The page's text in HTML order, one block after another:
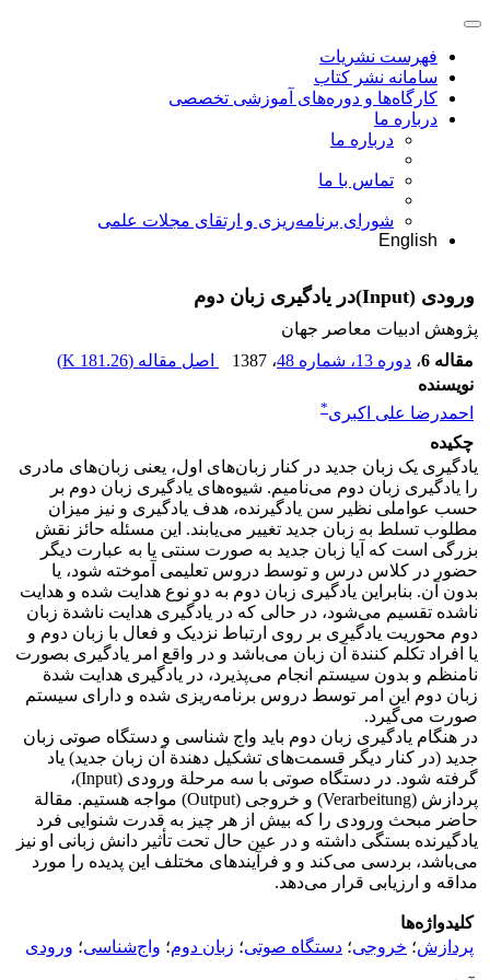
فهرست نشریات
سامانه نشر کتاب
کارگاه‌ها و دوره‌های آموزشی تخصصی
درباره ما
درباره ما
تماس با ما
شورای برنامه‌ریزی و ارتقای مجلات علمی
English
ورودی (Input)در یادگیری زبان دوم
پژوهش ادبیات معاصر جهان
مقاله 6
، دوره 13، شماره 48 ، 1387 اصل مقاله (181.26 K
)
نویسنده
احمدرضا علی اکبری*
چکیده
یادگیری یک زبان جدید در کنار زبان‌های اول، یعنی زبان‌های مادری
را یادگیری زبان دوم می‌نامیم. شیوه‌های یادگیری زبان دوم بر
حسب عواملی نظیر سن یادگیرنده، هدف یادگیری و نیز میزان
مطلوب تسلط به زبان جدید تغییر می‌یابند. این مسئله حائز نقش
بزرگی است که آیا زبان جدید به صورت سنتی یا به عبارت دیگر
حضور در کلاس درس و توسط دروس تعلیمی آموخته شود، یا
بدون آن. بنابراین یادگیری زبان دوم به دو نوع هدایت شده و هدایت
ناشده تقسیم می‌شود، در حالی که در یادگیری هدایت ناشدة زبان
دوم محوریت یادگیری بر روی ارتباط نزدیک و فعال با زبان دوم و
یا افراد تکلم کنندة آن زبان می‌باشد و در واقع امر یادگیری بصورت
نامنظم و بدون سیستم انجام می‌پذیرد، در یادگیری هدایت شدة
زبان دوم این امر توسط دروس برنامه‌ریزی شده و دارای سیستم
صورت می‌گیرد.
در هنگام یادگیری زبان دوم باید واج شناسی و دستگاه صوتی زبان
جدید (در کنار دیگر قسمت‌های تشکیل دهندة آن زبان جدید) یاد
گرفته شود. در دستگاه صوتی با سه مرحلة ورودی (Input)،
پردازش (Verarbeitung) و خروجی (Output) مواجه هستیم. مقالة
حاضر مبحث ورودی را که بیش از هر چیز به قدرت شنوایی فرد
یادگیرنده بستگی داشته و در عین حال تحت تأثیر دانش زبانی او نیز
می‌باشد، بردسی می‌کند و و فرآیندهای مختلف این پدیده را مورد
مداقه و ارزیابی قرار می‌دهد.
کلیدواژه‌ها
پردازش؛ خروجی؛ دستگاه صوتی؛ زبان دوم؛ واج‌شناسی؛ ورودی